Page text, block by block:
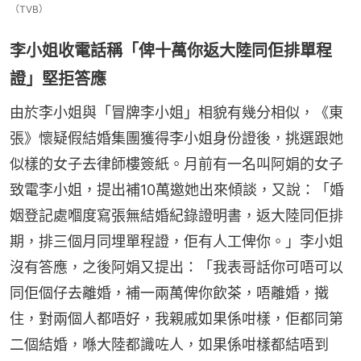
（TVB）
李小姐收電話稱「俾十萬你返大陸同佢排單程
證」堅拒答應
由於李小姐與「冒牌李小姐」相貌有幾分相似，《東
張》懷疑假結婚集團獲得李小姐身份證後，挑選跟她
似樣的女子去律師樓簽紙。月前有一名叫阿娟的女子
致電李小姐，提出補10萬邀她出來傾談，又說：「婚
姻登記處嗰度寫張無結婚紀錄證明書，返大陸同佢排
期，排三個月同埋單程證，佢有人工俾你。」李小姐
沒有答應，之後阿娟又提出：「我表哥話你可唔可以
同佢個仔去離婚，補一兩萬俾你飲茶，唔離婚，撠
住，對兩個人都唔好，我親戚如果係咁樣，佢都同第
二個結婚，喺大陸都識咗人，如果係咁樣都結唔到